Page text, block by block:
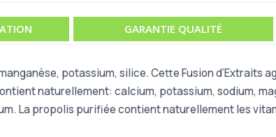
GARANTIE QUALITÉ
potassium, silice. Cette Fusion d’Extraits
naturellement: calcium, potassium, sodium,
La propolis purifiée contient naturellement les